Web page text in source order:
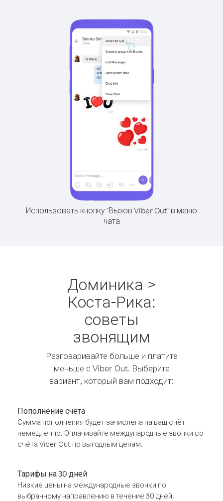
Использовать кнопку "Вызов Viber Out" в меню
чата
Доминика >
Коста-Рика:
советы
звонящим
Разговаривайте больше и платите
меньше с Viber Out. Выберите
вариант, который вам подходит:
Пополнение счёта
Сумма пополнения будет зачислена на ваш счёт
немедленно. Оплачивайте международные звонки со
счёта Viber Out по выгодным ценам.
Тарифы на 30 дней
Низкие цены на международные звонки по
выбранному направлению в течение 30 дней.